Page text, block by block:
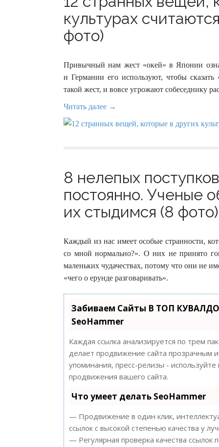
культурах
фото)
Привычный нам жест «окей» в Японии
и Германии его используют, чтобы
такой жест, и вовсе угрожают собеседнику
Читать далее →
8 нелепых
постоянно. Ученые
их стыдимся (8 фото)
Каждый из нас имеет особые странности,
со мной нормально?». О них не принято
маленьких чудачествах, потому что они не
«чего о ерунде разговаривать».
Забиваем Сайты В ТОП
SeoHammer
Каждая ссылка анализируется по трем
делает продвижение сайта прозрачным
упоминания, пресс-релизы -
продвижения вашего сайта.
Что умеет делать SeoHammer
— Продвижение в один клик,
ссылок с высокой степенью качества у
— Регулярная проверка качества